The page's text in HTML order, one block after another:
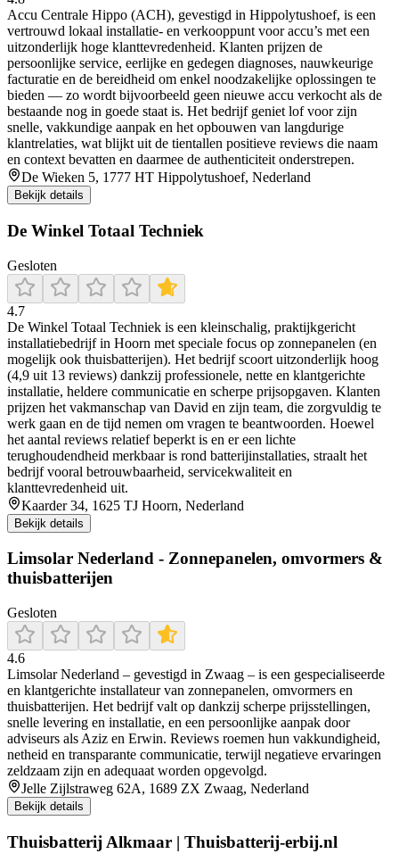
Accu Centrale Hippo (ACH), gevestigd in Hippolytushoef, is een
vertrouwd lokaal installatie- en verkooppunt voor accu’s met een
uitzonderlijk hoge klanttevredenheid. Klanten prijzen de
persoonlijke service, eerlijke en gedegen diagnoses, nauwkeurige
facturatie en de bereidheid om enkel noodzakelijke oplossingen te
bieden — zo wordt bijvoorbeeld geen nieuwe accu verkocht als de
bestaande nog in goede staat is. Het bedrijf geniet lof voor zijn
snelle, vakkundige aanpak en het opbouwen van langdurige
klantrelaties, wat blijkt uit de tientallen positieve reviews die naam
en context bevatten en daarmee de authenticiteit onderstrepen.
De Wieken 5, 1777 HT Hippolytushoef, Nederland
Bekijk details
De Winkel Totaal Techniek
Gesloten
4.7
De Winkel Totaal Techniek is een kleinschalig, praktijkgericht
installatiebedrijf in Hoorn met speciale focus op zonnepanelen (en
mogelijk ook thuisbatterijen). Het bedrijf scoort uitzonderlijk hoog
(4,9 uit 13 reviews) dankzij professionele, nette en klantgerichte
installatie, heldere communicatie en scherpe prijsopgaven. Klanten
prijzen het vakmanschap van David en zijn team, die zorgvuldig te
werk gaan en de tijd nemen om vragen te beantwoorden. Hoewel
het aantal reviews relatief beperkt is en er een lichte
terughoudendheid merkbaar is rond batterijinstallaties, straalt het
bedrijf vooral betrouwbaarheid, servicekwaliteit en
klanttevredenheid uit.
Kaarder 34, 1625 TJ Hoorn, Nederland
Bekijk details
Limsolar Nederland - Zonnepanelen, omvormers &
thuisbatterijen
Gesloten
4.6
Limsolar Nederland – gevestigd in Zwaag – is een gespecialiseerde
en klantgerichte installateur van zonnepanelen, omvormers en
thuisbatterijen. Het bedrijf valt op dankzij scherpe prijsstellingen,
snelle levering en installatie, en een persoonlijke aanpak door
adviseurs als Aziz en Erwin. Reviews roemen hun vakkundigheid,
netheid en transparante communicatie, terwijl negatieve ervaringen
zeldzaam zijn en adequaat worden opgevolgd.
Jelle Zijlstraweg 62A, 1689 ZX Zwaag, Nederland
Bekijk details
Thuisbatterij Alkmaar | Thuisbatterij-erbij.nl